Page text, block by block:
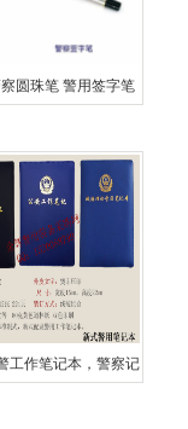
圆珠笔 警用签字笔
工作笔记本，警察记